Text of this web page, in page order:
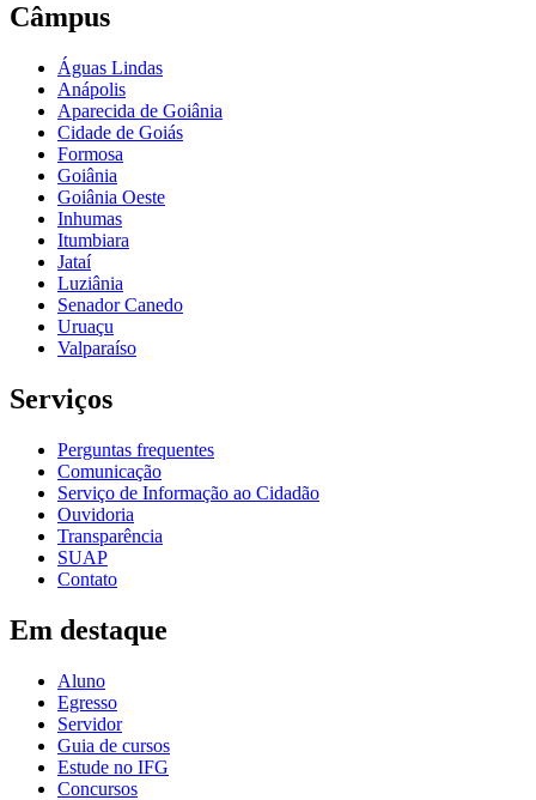
Câmpus
Águas Lindas
Anápolis
Aparecida de Goiânia
Cidade de Goiás
Formosa
Goiânia
Goiânia Oeste
Inhumas
Itumbiara
Jataí
Luziânia
Senador Canedo
Uruaçu
Valparaíso
Serviços
Perguntas frequentes
Comunicação
Serviço de Informação ao Cidadão
Ouvidoria
Transparência
SUAP
Contato
Em destaque
Aluno
Egresso
Servidor
Guia de cursos
Estude no IFG
Concursos